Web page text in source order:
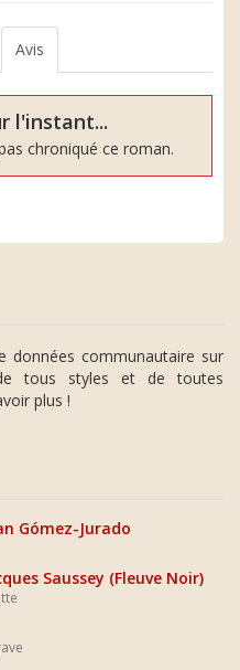
Avis
l'instant...
chroniqué ce roman.
données communautaire sur
tous styles et de toutes
plus !
Gómez-Jurado
Saussey (Fleuve Noir)